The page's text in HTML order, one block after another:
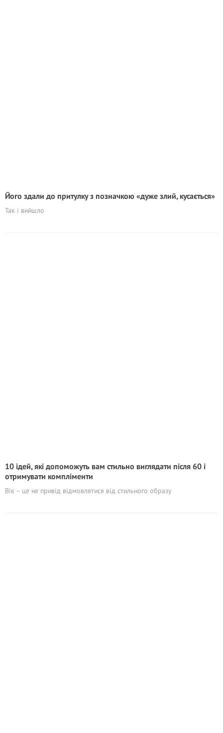
Його здали до притулку з позначкою «дуже злий, кусається»
Так і вийшло
10 ідей, які допоможуть вам стильно виглядати після 60 і
отримувати компліменти
Вік – це не привід відмовлятися від стильного образу